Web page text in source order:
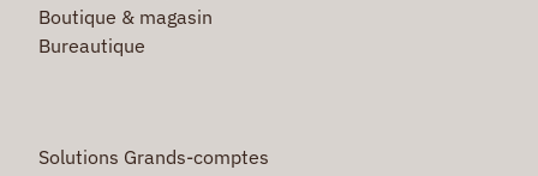
Boutique & magasin
Bureautique
Solutions Grands-comptes